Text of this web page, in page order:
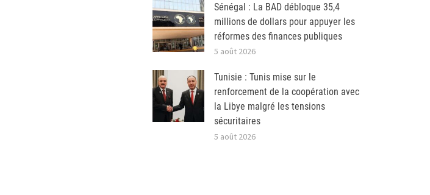
Sénégal : La BAD débloque 35,4
millions de dollars pour appuyer les
réformes des finances publiques
5 août 2026
Tunisie : Tunis mise sur le
renforcement de la coopération avec
la Libye malgré les tensions
sécuritaires
5 août 2026